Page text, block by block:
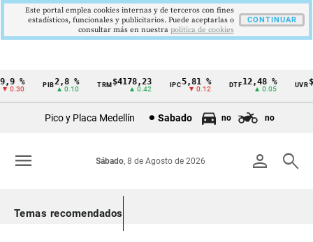
Cintillo
Colombia
% PIB2,8 %
▲ 0.10
TRM$4178,23
▲ 0.42
5,81 %
▼ 0.12
DTF12,48 %
▲ 0.05
UVR
Pico y Placa Medellín Sabado no no
person search
Sábado, 8 de Agosto de 2026
menu
Temas recomendados
Este portal emplea cookies internas y de terceros con fines
estadísticos, funcionales y publicitarios. Puede aceptarlas o
consultar más en nuestra politica de cookies
CONTINUAR